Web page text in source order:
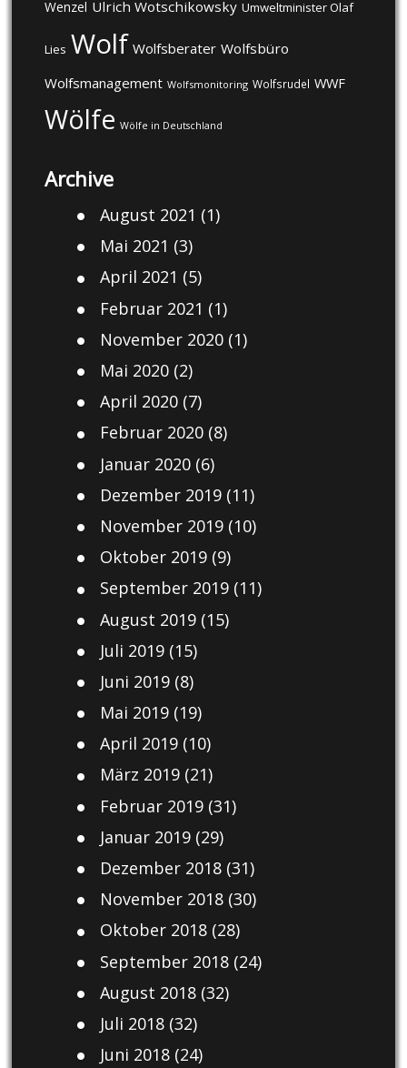
Wenzel Ulrich Wotschikowsky Umweltminister Olaf
Lies Wolf Wolfsberater Wolfsbüro
Wolfsmanagement Wolfsmonitoring Wolfsrudel WWF
Wölfe Wölfe in Deutschland
Archive
August 2021 (1)
Mai 2021 (3)
April 2021 (5)
Februar 2021 (1)
November 2020(1)
Mai 2020(2)
April 2020(7)
Februar 2020(8)
Januar 2020(6)
Dezember 2019(11)
November 2019(10)
Oktober 2019(9)
September 2019(11)
August 2019(15)
Juli 2019(15)
Juni 2019(8)
Mai 2019(19)
April 2019(10)
März 2019(21)
Februar 2019(31)
Januar 2019(29)
Dezember 2018(31)
November 2018(30)
Oktober 2018(28)
September 2018(24)
August 2018(32)
Juli 2018(32)
Juni 2018(24)